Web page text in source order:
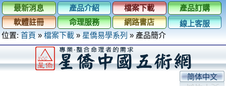
最新消息 產品介紹 檔案下載
產品訂購
軟體註冊
命理服務 網路書店
線上客服
位置: 首頁 » 檔案下載 » 星僑易學系列 » 產品簡介
简体中文